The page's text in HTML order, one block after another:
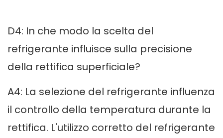
D4: In che modo la scelta del
refrigerante influisce sulla precisione
della rettifica superficiale?
A4: La selezione del refrigerante influenza
il controllo della temperatura durante la
rettifica. L'utilizzo corretto del refrigerante